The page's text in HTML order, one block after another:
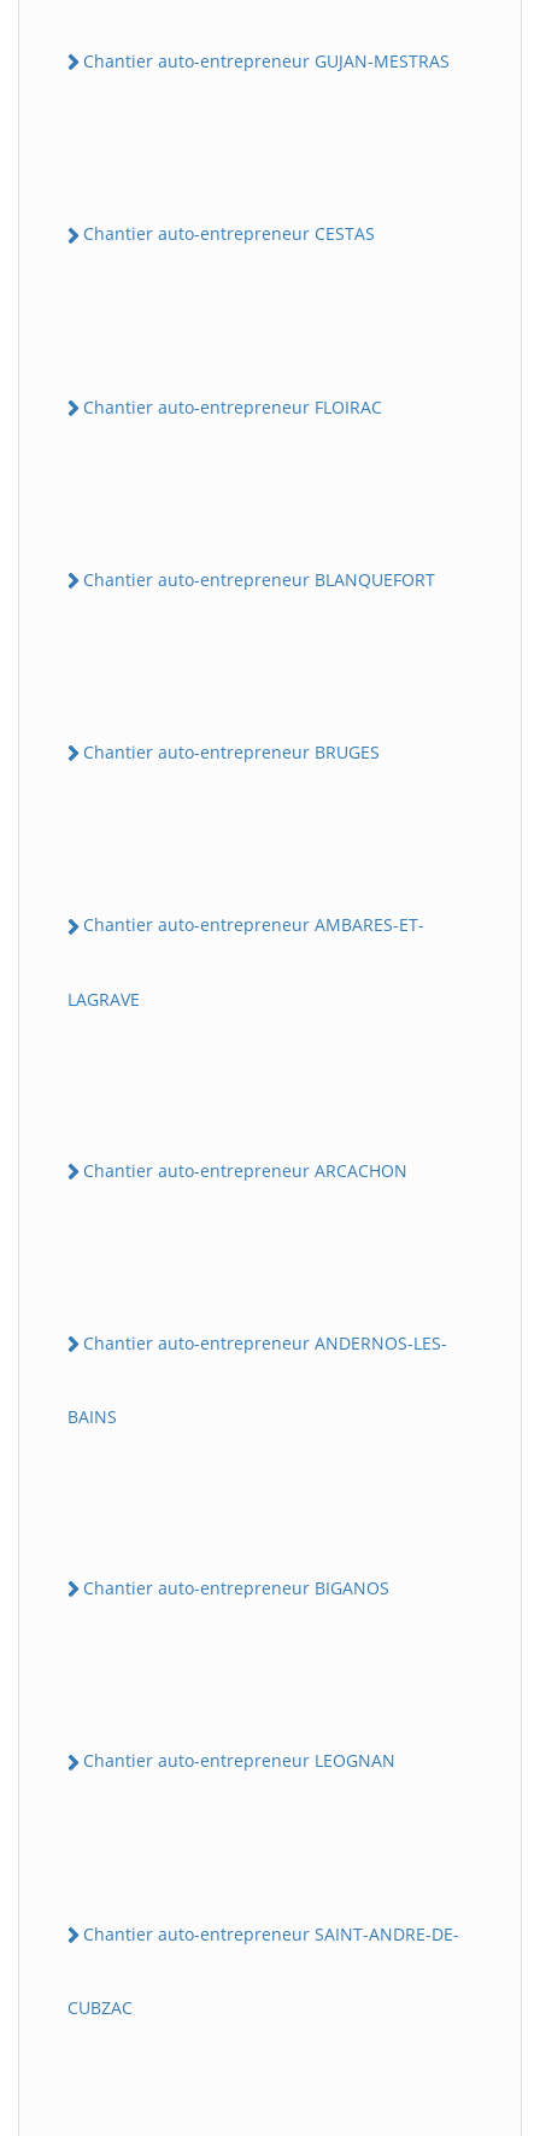
Chantier auto-entrepreneur GUJAN-MESTRAS
Chantier auto-entrepreneur CESTAS
Chantier auto-entrepreneur FLOIRAC
Chantier auto-entrepreneur BLANQUEFORT
Chantier auto-entrepreneur BRUGES
Chantier auto-entrepreneur AMBARES-ET-
LAGRAVE
Chantier auto-entrepreneur ARCACHON
Chantier auto-entrepreneur ANDERNOS-LES-
BAINS
Chantier auto-entrepreneur BIGANOS
Chantier auto-entrepreneur LEOGNAN
Chantier auto-entrepreneur SAINT-ANDRE-DE-
CUBZAC